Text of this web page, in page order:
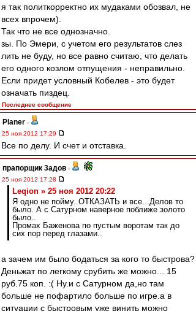
я так политкорректно их мудаками обозвал, не
всех впрочем).
Так что не все однозначно.
зы. По Эмери, с учетом его результатов слез
лить не буду, но все равно считаю, что делать
его одного козлом отпущения - неправильно.
Если придет условный Кобелев - это будет
означать пиздец.
Последнее сообщение
Planer -
25 ноя 2012 17:29
Все по делу. И счет и отставка.
прапорщик 3адoв -
25 ноя 2012 17:28
Leqion » 25 ноя 2012 20:22
Я одно не пойму..ОТКАЗАТЬ и все...Делов то
было. А с Сатурном наверное поближе золото
было..
Промах Баженова по пустым воротам так до
сих пор перед глазами..
а зачем им было бодаться за кого то быстрова?
Деньжат по легкому срубить же можно... 15
руб.75 коп. :( Ну.и с Сатурном да,но там
больше не пофартило больше по игре.а в
ситуации с быстровым уже винить можно